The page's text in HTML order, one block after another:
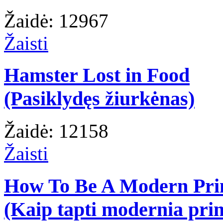
Žaidė: 12967
Žaisti
Hamster Lost in Food
(Pasiklydęs žiurkėnas)
Žaidė: 12158
Žaisti
How To Be A Modern
(Kaip tapti modernia